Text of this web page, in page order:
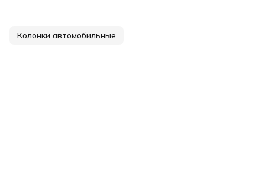
Колонки автомобильные